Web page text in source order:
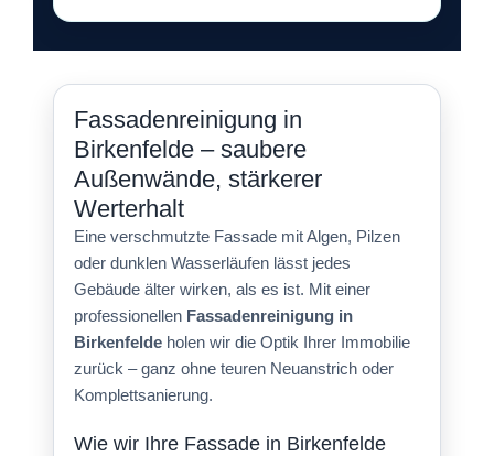
Fassadenreinigung in
Birkenfelde – saubere
Außenwände, stärkerer
Werterhalt
Eine verschmutzte Fassade mit Algen, Pilzen
oder dunklen Wasserläufen lässt jedes
Gebäude älter wirken, als es ist. Mit einer
professionellen Fassadenreinigung in
Birkenfeldeholen wir die Optik Ihrer Immobilie
zurück – ganz ohne teuren Neuanstrich oder
Komplettsanierung.
Wie wir Ihre Fassade in Birkenfelde